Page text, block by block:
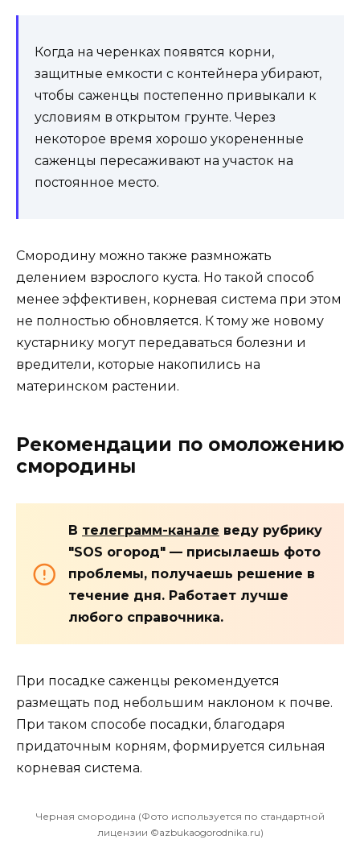
Когда на черенках появятся корни,
защитные емкости с контейнера убирают,
чтобы саженцы постепенно привыкали к
условиям в открытом грунте. Через
некоторое время хорошо укорененные
саженцы пересаживают на участок на
постоянное место.
Смородину можно также размножать
делением взрослого куста. Но такой способ
менее эффективен, корневая система при этом
не полностью обновляется. К тому же новому
кустарнику могут передаваться болезни и
вредители, которые накопились на
материнском растении.
Рекомендации по омоложению
смородины
В телеграмм-канале веду рубрику
"SOS огород" — присылаешь фото
проблемы, получаешь решение в
течение дня. Работает лучше
любого справочника.
При посадке саженцы рекомендуется
размещать под небольшим наклоном к почве.
При таком способе посадки, благодаря
придаточным корням, формируется сильная
корневая система.
Черная смородина (Фото используется по стандартной
лицензии ©azbukaogorodnika.ru)